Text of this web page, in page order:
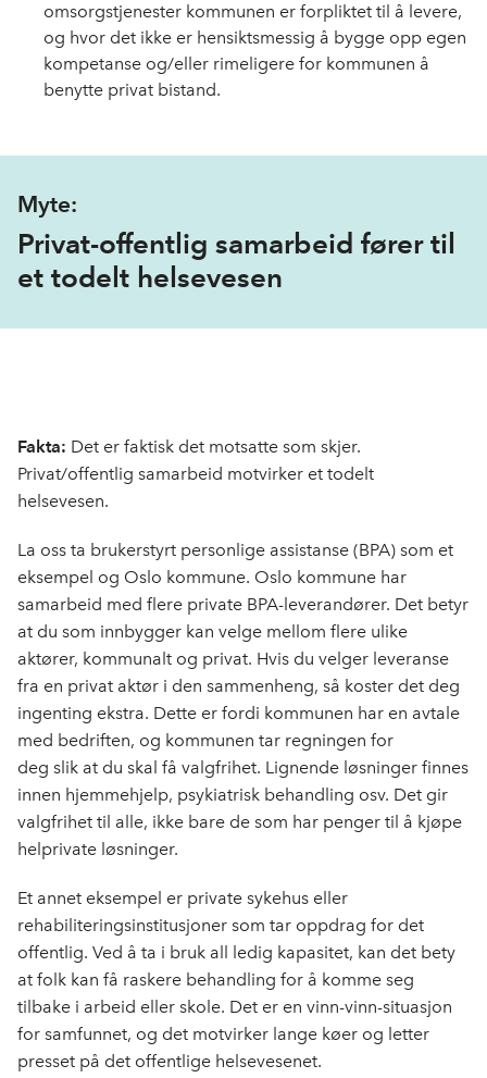
omsorgstjenester kommunen er forpliktet til å levere,
og hvor det ikke er hensiktsmessig å bygge opp egen
kompetanse og/eller rimeligere for kommunen å
benytte privat bistand.
Myte:
Privat-offentlig samarbeid fører til
et todelt helsevesen
Fakta: Det er faktisk det motsatte som skjer.
Privat/offentlig samarbeid motvirker et todelt
helsevesen.
La oss ta brukerstyrt personlige assistanse (BPA) som et
eksempel og Oslo kommune. Oslo kommune har
samarbeid med flere private BPA-leverandører. Det betyr
at du som innbygger kan velge mellom flere ulike
aktører, kommunalt og privat. Hvis du velger leveranse
fra en privat aktør i den sammenheng, så koster det deg
ingenting ekstra. Dette er fordi kommunen har en avtale
med bedriften, og kommunen tar regningen for
deg slik at du skal få valgfrihet. Lignende løsninger finnes
innen hjemmehjelp, psykiatrisk behandling osv. Det gir
valgfrihet til alle, ikke bare de som har penger til å kjøpe
helprivate løsninger.
Et annet eksempel er private sykehus eller
rehabiliteringsinstitusjoner som tar oppdrag for det
offentlig. Ved å ta i bruk all ledig kapasitet, kan det bety
at folk kan få raskere behandling for å komme seg
tilbake i arbeid eller skole. Det er en vinn-vinn-situasjon
for samfunnet, og det motvirker lange køer og letter
presset på det offentlige helsevesenet.